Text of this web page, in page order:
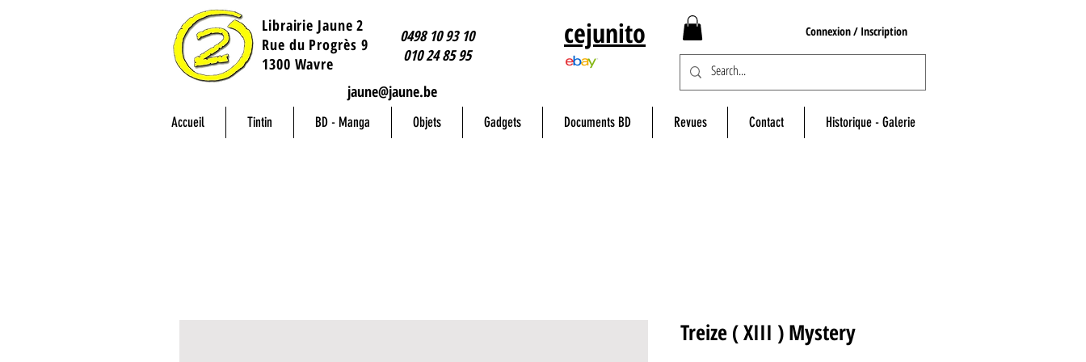
Librairie Jaune 2
​Rue du Progrès 9
1300 Wavre
0498 10 93 10
010 24 85 95
jaune@jaune.be
cejunito Connexion / Inscription
Accueil Tintin BD - Manga Objets Gadgets Documents BD Revues Contact Historique - Galerie
Treize ( XIII ) Mystery